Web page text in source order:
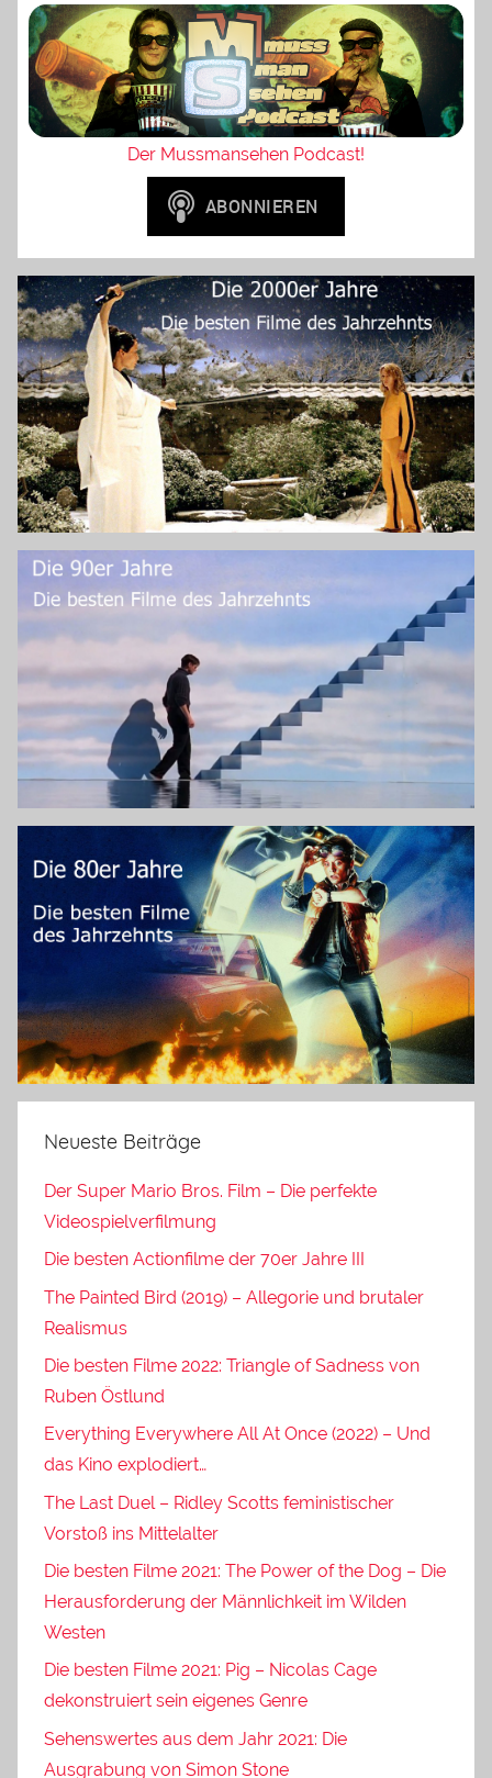
Der Mussmansehen Podcast!
Neueste Beiträge
Der Super Mario Bros. Film – Die perfekte
Videospielverfilmung
Die besten Actionfilme der 70er Jahre III
The Painted Bird (2019) – Allegorie und brutaler
Realismus
Die besten Filme 2022: Triangle of Sadness von
Ruben Östlund
Everything Everywhere All At Once (2022) – Und
das Kino explodiert…
The Last Duel – Ridley Scotts feministischer
Vorstoß ins Mittelalter
Die besten Filme 2021: The Power of the Dog – Die
Herausforderung der Männlichkeit im Wilden
Westen
Die besten Filme 2021: Pig – Nicolas Cage
dekonstruiert sein eigenes Genre
Sehenswertes aus dem Jahr 2021: Die
Ausgrabung von Simon Stone